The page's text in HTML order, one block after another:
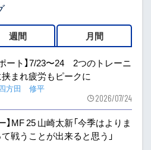
週間 月間
ート】7/23〜24 2つのトレーニ
まれ疲労もピークに
方田 修平
2026/07/24
】MF 25 山崎太新「今季はよりま
戦うことが出来ると思う」